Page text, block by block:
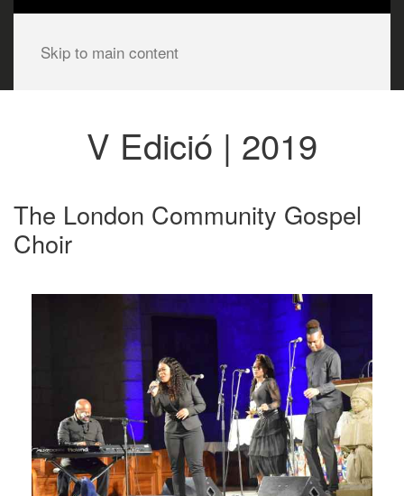
Skip to main content
V Edició | 2019
The London Community Gospel
Choir